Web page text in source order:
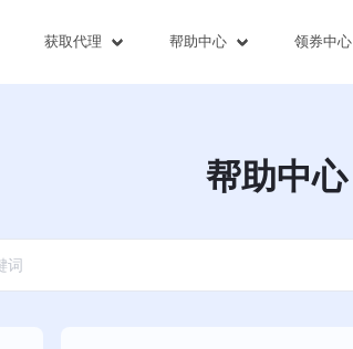
获取代理 帮助中心 领券中心
帮助中心